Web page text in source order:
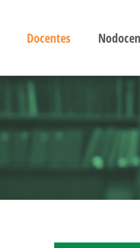
Docentes